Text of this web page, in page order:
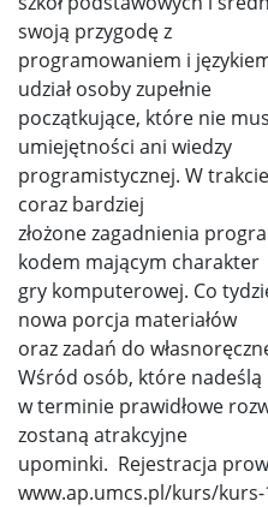
swoją przygodę z
programowaniem i
udział osoby zupełnie
początkujące, które nie
umiejętności ani wiedzy
programistycznej. W
coraz bardziej
złożone zagadnienia
kodem mającym charakter
gry komputerowej. Co
nowa porcja materiałów
oraz zadań do
Wśród osób, które nadeślą
w terminie prawidłowe
zostaną atrakcyjne
upominki. Rejestracja
www.ap.umcs.pl/kurs/